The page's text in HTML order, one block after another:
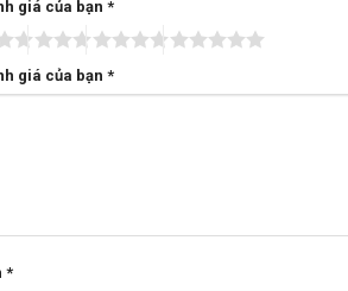
giá của bạn *
giá của bạn *
*